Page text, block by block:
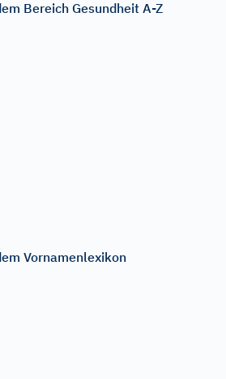
Bereich Gesundheit A-Z
Vornamenlexikon